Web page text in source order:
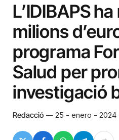
L’IDIBAPS
milions
programa
Salud per
investigació
Redacció 25 - enero - 2024